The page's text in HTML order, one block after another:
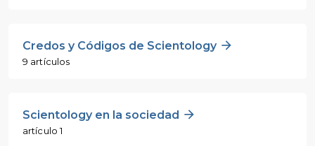
Credos y Códigos de Scientology
9 artículos
Scientology en la sociedad
artículo 1